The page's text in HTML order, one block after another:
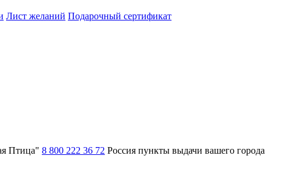
Лист желаний Подарочный сертификат
Птица" 8 800 222 36 72 Россия пункты выдачи вашего города